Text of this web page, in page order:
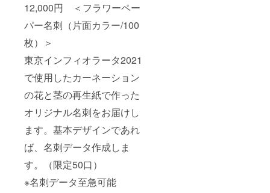
12,000円 ＜フラワーペー
パー名刺（片面カラー/100
枚）＞
東京インフィオラータ2021
で使用したカーネーション
の花と茎の再生紙で作った
オリジナル名刺をお届けし
ます。基本デザインであれ
ば、名刺データ作成しま
す。（限定50口）
※名刺データ至急可能